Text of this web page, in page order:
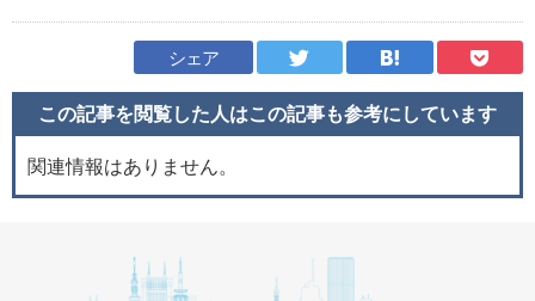
シェア
この記事を閲覧した人はこの記事も参考にしています
関連情報はありません。